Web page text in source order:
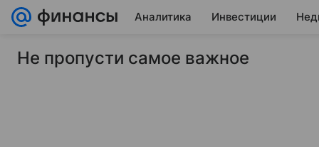
Аналитика Инвестиции
12 января 2026 Финансы Mail
Фондовые
вслед за
Не пропусти самое важное